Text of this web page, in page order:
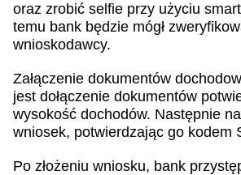
oraz zrobić selfie przy użyciu
temu bank będzie mógł
wnioskodawcy.
Załączenie dokumentów
jest dołączenie dokumentów
wysokość dochodów. Następnie
wniosek, potwierdzając go kodem
Po złożeniu wniosku, bank